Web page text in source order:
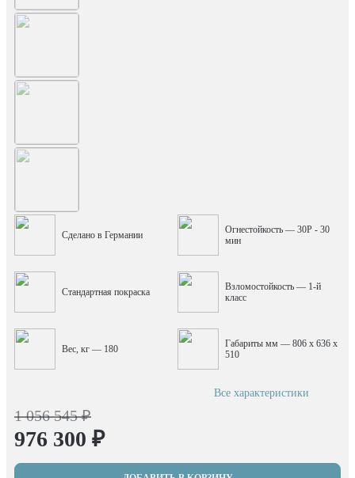
Сделано в Германии
Огнестойкость — 30P - 30
мин
Стандартная покраска
Взломостойкость — 1-й
класс
Вес, кг — 180
Габариты мм — 806 x 636 x
510
Все характеристики
1 056 545 ₽
976 300 ₽